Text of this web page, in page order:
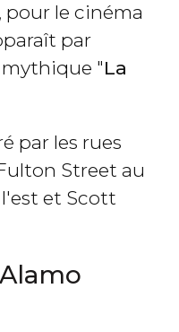
le cinéma
par
mythique "La
par les rues
Street au
et Scott